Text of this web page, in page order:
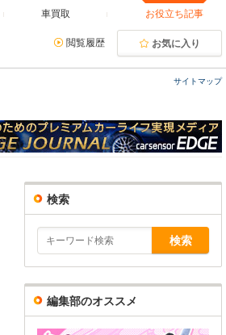
車買取 お役立ち記事
閲覧履歴 お気に入り
サイトマップ
検索
編集部のオススメ